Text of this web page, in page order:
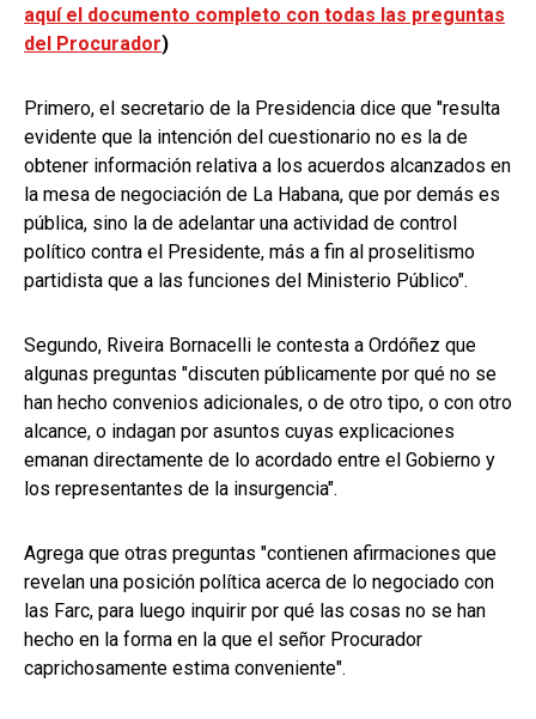
aquí el documento completo con todas las preguntas
del Procurador)
Primero, el secretario de la Presidencia dice que "resulta
evidente que la intención del cuestionario no es la de
obtener información relativa a los acuerdos alcanzados en
la mesa de negociación de La Habana, que por demás es
pública, sino la de adelantar una actividad de control
político contra el Presidente, más a fin al proselitismo
partidista que a las funciones del Ministerio Público".
Segundo, Riveira Bornacelli le contesta a Ordóñez que
algunas preguntas "discuten públicamente por qué no se
han hecho convenios adicionales, o de otro tipo, o con otro
alcance, o indagan por asuntos cuyas explicaciones
emanan directamente de lo acordado entre el Gobierno y
los representantes de la insurgencia".
Agrega que otras preguntas "contienen afirmaciones que
revelan una posición política acerca de lo negociado con
las Farc, para luego inquirir por qué las cosas no se han
hecho en la forma en la que el señor Procurador
caprichosamente estima conveniente".